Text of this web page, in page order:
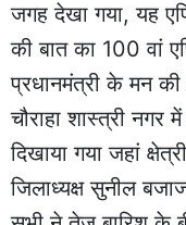
जगह देखा गया, यह
की बात का 100 वां
प्रधानमंत्री के मन की
चौराहा शास्त्री नगर
दिखाया गया जहां
जिलाध्यक्ष सुनील